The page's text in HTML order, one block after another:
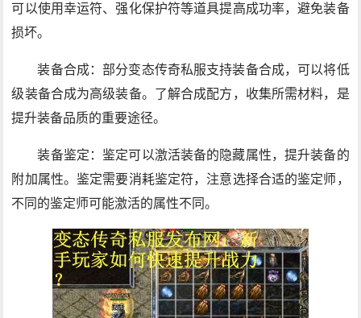
可以使用幸运符、强化保护符等道具提高成功率，避免装备
损坏。
装备合成：部分变态传奇私服支持装备合成，可以将低
级装备合成为高级装备。了解合成配方，收集所需材料，是
提升装备品质的重要途径。
装备鉴定：鉴定可以激活装备的隐藏属性，提升装备的
附加属性。鉴定需要消耗鉴定符，注意选择合适的鉴定师，
不同的鉴定师可能激活的属性不同。